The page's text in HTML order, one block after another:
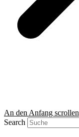
An den Anfang scrollen
Search